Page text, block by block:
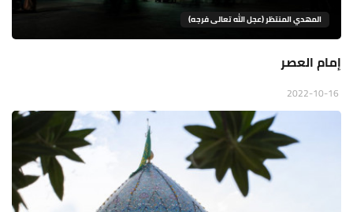
المهدي المنتظر (عجل الله تعالى فرجه)
إمام العصر